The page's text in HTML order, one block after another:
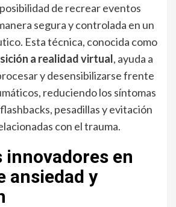
de recrear eventos
segura y controlada en un
Esta técnica, conocida como
a realidad virtual, ayuda a
y desensibilizarse frente
reduciendo los síntomas
pesadillas y evitación
con el trauma.
innovadores en
ansiedad y